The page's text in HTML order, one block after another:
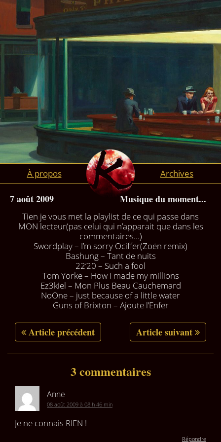
À propos Archives
7 août 2009 Musique du moment...
Tien je vous met la playlist de ce qui passe dans
MON lecteur(pas celui qui n’apparait que dans les
commentaires…)
Swordplay – I’m sorry Ociffer(Zoën remix)
Bashung – Tant de nuits
22’20 – Such a fool
Tom Yorke – How I made my millions
Ez3kiel – Mon Plus Beau Cauchemard
NoOne – just because of a little water
Guns of Brixton – Ajoute l’Enfer
Article précédent Article suivant
3 commentaires
Anne
08 août 2009 à 08 h 46 min
Je ne connais RIEN !
Répondre